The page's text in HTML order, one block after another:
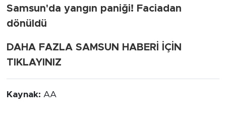
Samsun'da yangın paniği! Faciadan
dönüldü
DAHA FAZLA SAMSUN HABERİ İÇİN
TIKLAYINIZ
Kaynak: AA